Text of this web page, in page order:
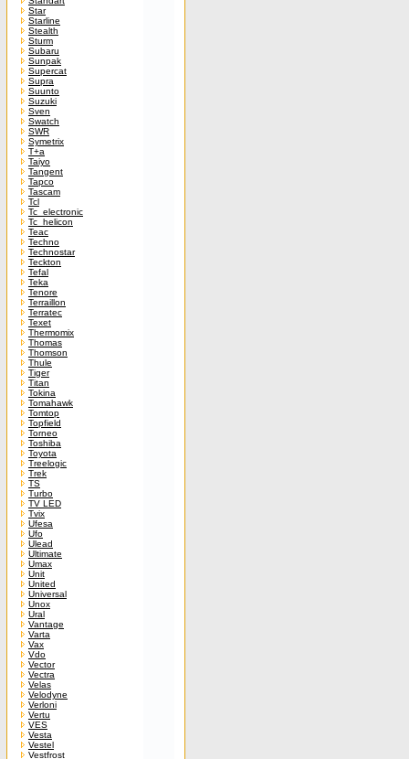
Star
Starline
Stealth
Sturm
Subaru
Sunpak
Supercat
Supra
Suunto
Suzuki
Sven
Swatch
SWR
Symetrix
T+a
Taiyo
Tangent
Tapco
Tascam
Tcl
Tc_electronic
Tc_helicon
Teac
Techno
Technostar
Teckton
Tefal
Teka
Tenore
Terraillon
Terratec
Texet
Thermomix
Thomas
Thomson
Thule
Tiger
Titan
Tokina
Tomahawk
Tomtop
Topfield
Torneo
Toshiba
Toyota
Treelogic
Trek
TS
Turbo
TV LED
Tvix
Ufesa
Ufo
Ulead
Ultimate
Umax
Unit
United
Universal
Unox
Ural
Vantage
Varta
Vax
Vdo
Vector
Vectra
Velas
Velodyne
Verloni
Vertu
VES
Vesta
Vestel
Vestfrost